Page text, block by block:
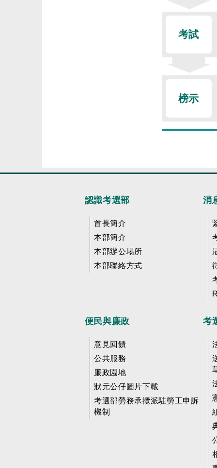
考試
榜示
認識考選部
首長簡介
本部簡介
本部辦公場所
本部聯絡方式
消
便民與廉政
意見回饋
公共服務
廉政園地
狀元公仔圖片下載
考選部勞務承攬派駐勞工申訴
機制
考